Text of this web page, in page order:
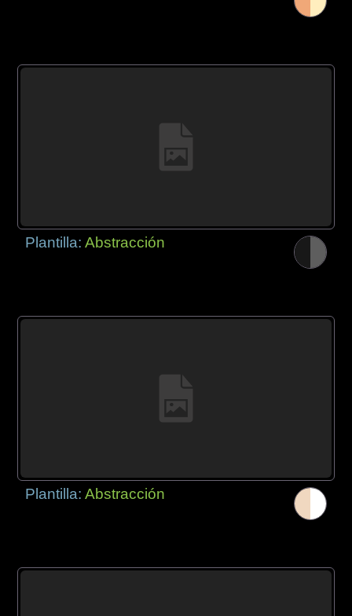
Plantilla:Abstracción
Plantilla:Abstracción